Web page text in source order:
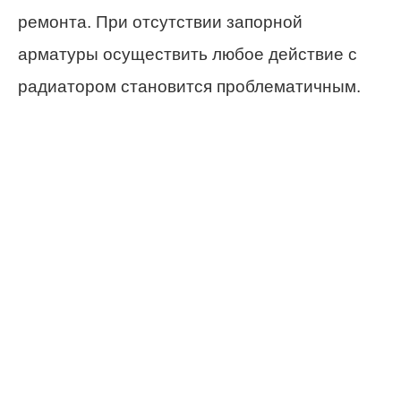
ремонта. При отсутствии запорной
арматуры осуществить любое действие с
радиатором становится проблематичным.